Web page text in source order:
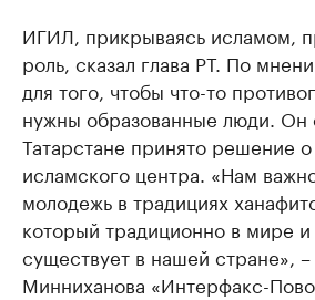
ИГИЛ, прикрываясь исламом,
роль, сказал глава РТ. По
для того, чтобы что-то
нужны образованные люди. Он
Татарстане принято решение
исламского центра. «Нам
молодежь в традициях
который традиционно в мире и
существует в нашей стране»,
Минниханова «Интерфакс-